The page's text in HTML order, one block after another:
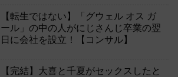
【転生ではない】「グウェル オス ガ
ール」の中の人がにじさんじ卒業の翌
日に会社を設立！【コンサル】
【完結】大喜と千夏がセックスしたと